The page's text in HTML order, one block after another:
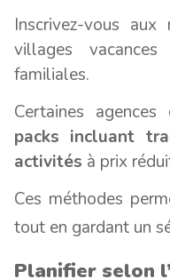
Inscrivez-vous
villages
familiales.
Certaines
packs incluant
activités à prix
Ces méthodes
tout en gardant un
Planifier selon